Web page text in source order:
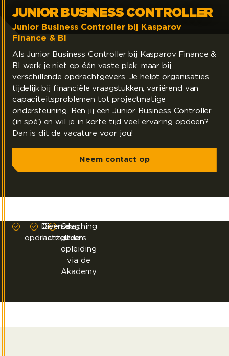
JUNIOR BUSINESS CONTROLLER
Junior Business Controller bij Kasparov
Finance & BI
Als Junior Business Controller bij Kasparov Finance &
BI werk je niet op één vaste plek, maar bij
verschillende opdrachtgevers. Je helpt organisaties
tijdelijk bij financiële vraagstukken, variërend van
capaciteitsproblemen tot projectmatige
ondersteuning. Ben jij een Junior Business Controller
(in spé) en wil je in korte tijd veel ervaring opdoen?
Dan is dit de vacature voor jou!
Neem contact op
Diverse
opdrachtgevers
Geen dag
hetzelfde
Coaching
en
opleiding
via de
Akademy